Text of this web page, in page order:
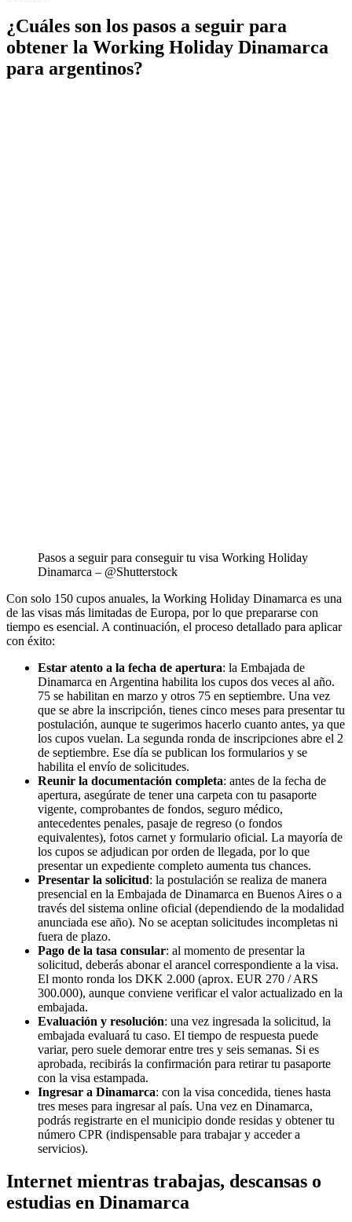
¿Cuáles son los pasos a seguir para
obtener la Working Holiday Dinamarca
para argentinos?
Pasos a seguir para conseguir tu visa Working Holiday
Dinamarca – @Shutterstock
Con solo 150 cupos anuales, la Working Holiday Dinamarca es una
de las visas más limitadas de Europa, por lo que prepararse con
tiempo es esencial. A continuación, el proceso detallado para aplicar
con éxito:
Estar atento a la fecha de apertura: la Embajada de
Dinamarca en Argentina habilita los cupos dos veces al año.
75 se habilitan en marzo y otros 75 en septiembre. Una vez
que se abre la inscripción, tienes cinco meses para presentar tu
postulación, aunque te sugerimos hacerlo cuanto antes, ya que
los cupos vuelan. La segunda ronda de inscripciones abre el 2
de septiembre. Ese día se publican los formularios y se
habilita el envío de solicitudes.
Reunir la documentación completa: antes de la fecha de
apertura, asegúrate de tener una carpeta con tu pasaporte
vigente, comprobantes de fondos, seguro médico,
antecedentes penales, pasaje de regreso (o fondos
equivalentes), fotos carnet y formulario oficial. La mayoría de
los cupos se adjudican por orden de llegada, por lo que
presentar un expediente completo aumenta tus chances.
Presentar la solicitud: la postulación se realiza de manera
presencial en la Embajada de Dinamarca en Buenos Aires o a
través del sistema online oficial (dependiendo de la modalidad
anunciada ese año). No se aceptan solicitudes incompletas ni
fuera de plazo.
Pago de la tasa consular: al momento de presentar la
solicitud, deberás abonar el arancel correspondiente a la visa.
El monto ronda los DKK 2.000 (aprox. EUR 270 / ARS
300.000), aunque conviene verificar el valor actualizado en la
embajada.
Evaluación y resolución: una vez ingresada la solicitud, la
embajada evaluará tu caso. El tiempo de respuesta puede
variar, pero suele demorar entre tres y seis semanas. Si es
aprobada, recibirás la confirmación para retirar tu pasaporte
con la visa estampada.
Ingresar a Dinamarca: con la visa concedida, tienes hasta
tres meses para ingresar al país. Una vez en Dinamarca,
podrás registrarte en el municipio donde residas y obtener tu
número CPR (indispensable para trabajar y acceder a
servicios).
Internet mientras trabajas, descansas o
estudias en Dinamarca